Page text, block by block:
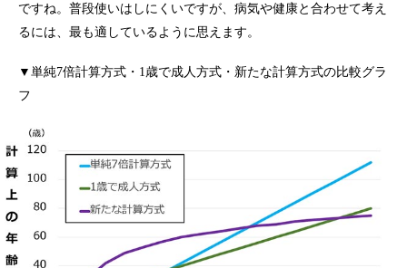
ですね。普段使いはしにくいですが、病気や健康と合わせて考え
るには、最も適しているように思えます。
▼単純7倍計算方式・1歳で成人方式・新たな計算方式の比較グラ
フ